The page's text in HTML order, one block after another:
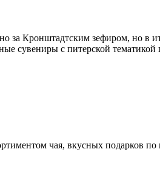
за Кронштадтским зефиром, но в
сувениры с питерской
чая, вкусных подарков по